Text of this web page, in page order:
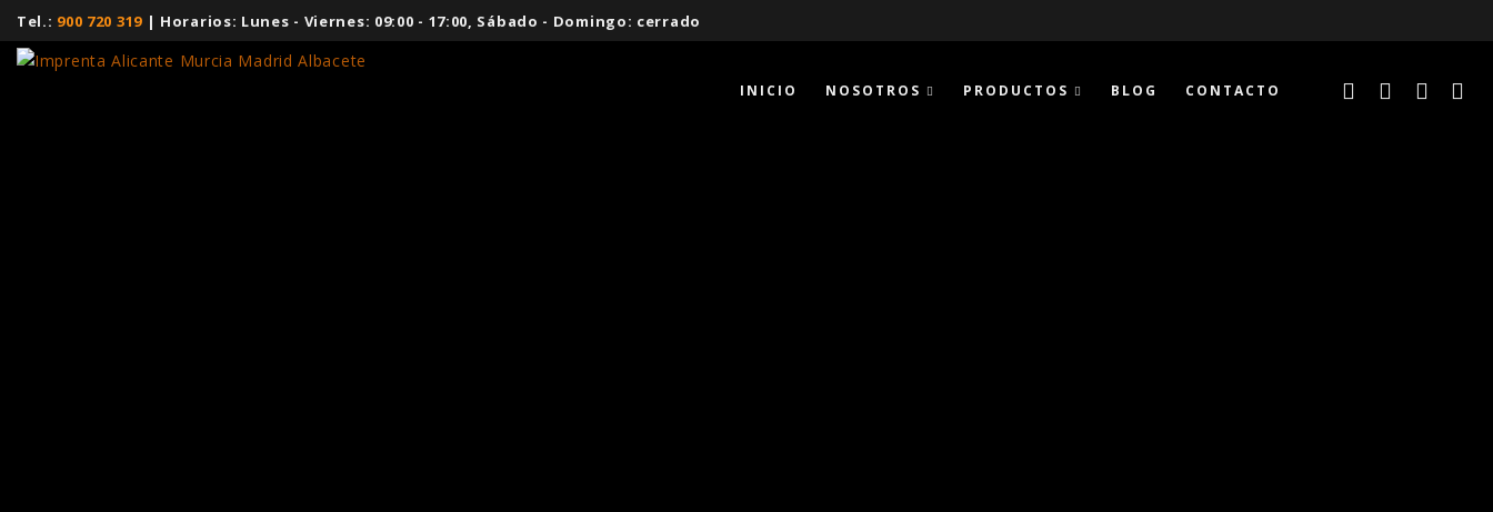
Tel.: 900 720 319| Horarios: Lunes - Viernes: 09:00 - 17:00, Sábado - Domingo: cerrado
INICIO NOSOTROS PRODUCTOS BLOG CONTACTO